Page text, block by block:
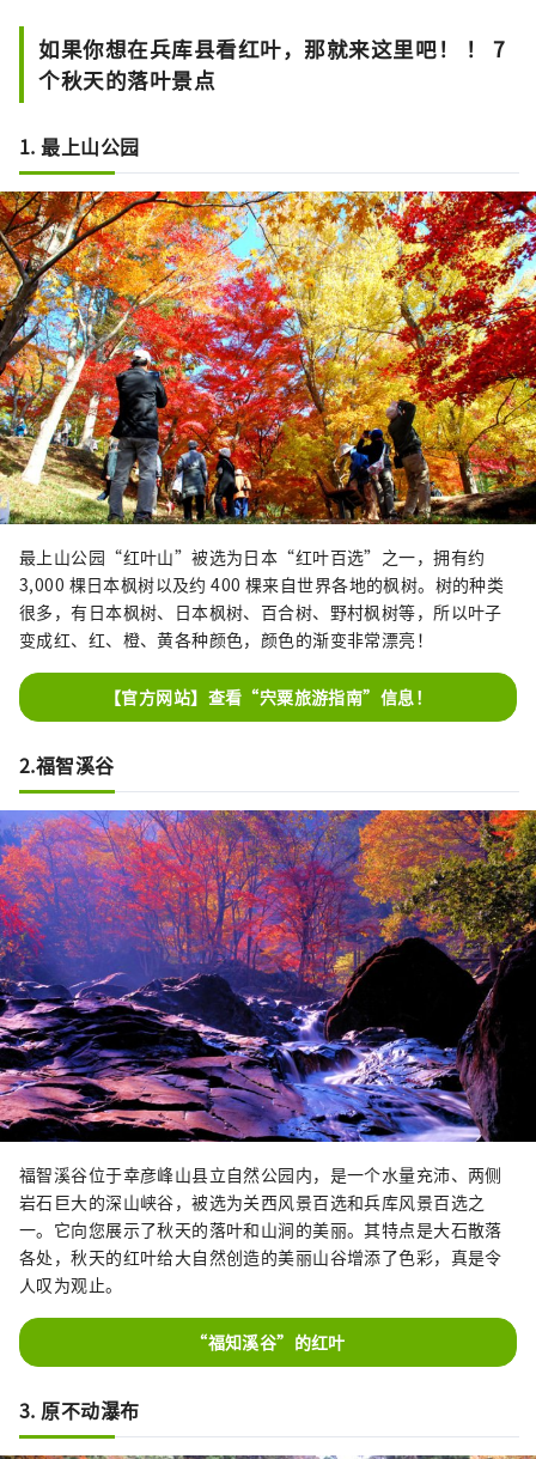
如果你想在兵库县看红叶，那就来这里吧！ ！ 7
个秋天的落叶景点
1. 最上山公园
最上山公园“红叶山”被选为日本“红叶百选”之一，拥有约
3,000 棵日本枫树以及约 400 棵来自世界各地的枫树。树的种类
很多，有日本枫树、日本枫树、百合树、野村枫树等，所以叶子
变成红、红、橙、黄各种颜色，颜色的渐变非常漂亮！
【官方网站】查看“宍粟旅游指南”信息！
2.福智溪谷
福智溪谷位于幸彦峰山县立自然公园内，是一个水量充沛、两侧
岩石巨大的深山峡谷，被选为关西风景百选和兵库风景百选之
一。它向您展示了秋天的落叶和山涧的美丽。其特点是大石散落
各处，秋天的红叶给大自然创造的美丽山谷增添了色彩，真是令
人叹为观止。
“福知溪谷”的红叶
3. 原不动瀑布